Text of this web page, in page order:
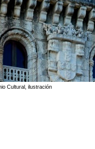
Cultural, ilustración